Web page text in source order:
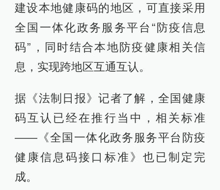
建设本地健康码的地区，可直接采用
全国一体化政务服务平台“防疫信息
码”，同时结合本地防疫健康相关信
息，实现跨地区互通互认。
据《法制日报》记者了解，全国健康
码互认已经在推行当中，相关标准
——《全国一体化政务服务平台防疫
健康信息码接口标准》也已制定完
成。